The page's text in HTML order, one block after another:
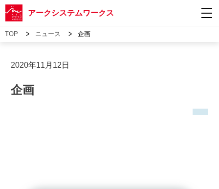
アークシステムワークス
TOP > ニュース > 企画
2020年11月12日
企画